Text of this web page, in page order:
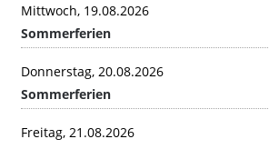
Mittwoch, 19.08.2026
Sommerferien
Donnerstag, 20.08.2026
Sommerferien
Freitag, 21.08.2026